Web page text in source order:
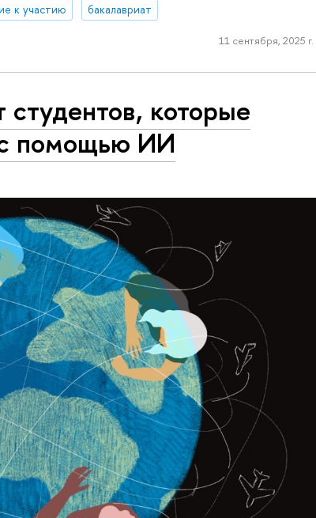
к участию
бакалавриат
11 сентября, 2025 г.
которые
помощью ИИ